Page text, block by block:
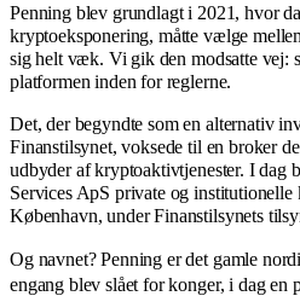
Penning blev grundlagt i 2021, hvor
kryptoeksponering, måtte vælge
sig helt væk. Vi gik den modsatte vej:
platformen inden for reglerne.
Det, der begyndte som en alternativ
Finanstilsynet, voksede til en broker
udbyder af kryptoaktivtjenester. I dag
Services ApS private og
København, under Finanstilsynets
Og navnet? Penning er det gamle
engang blev slået for konger, i dag en